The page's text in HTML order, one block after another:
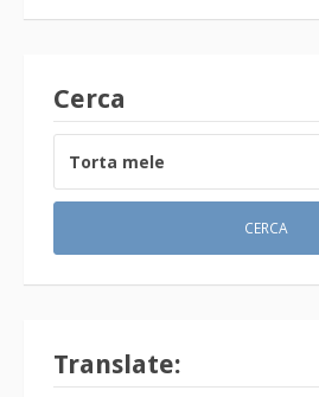
Cerca
PER:
Translate: